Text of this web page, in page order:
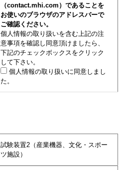
（contact.mhi.com）であることを
お使いのブラウザのアドレスバーで
ご確認ください。
個人情報の取り扱いを含む上記の注
意事項を確認し同意頂けましたら、
下記のチェックボックスをクリック
して下さい。
個人情報の取り扱いに同意しまし
た。
試験装置2（産業機器、文化・スポー
ツ施設）